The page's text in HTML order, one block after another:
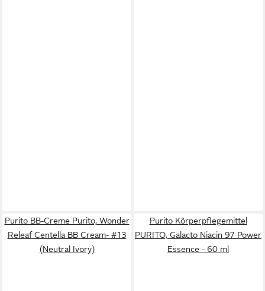
Purito BB-Creme Purito, Wonder
Releaf Centella BB Cream- #13
(Neutral Ivory)
Purito Körperpflegemittel
PURITO, Galacto Niacin 97 Power
Essence - 60 ml